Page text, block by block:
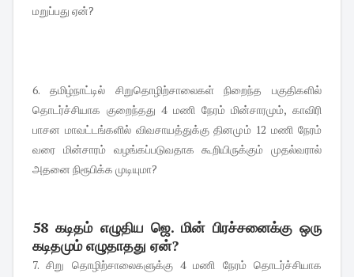
மறுப்பது ஏன்?
6. தமிழ்நாட்டில் சிறுதொழிற்சாலைகள் நிறைந்த பகுதிகளில்
தொடர்ச்சியாக குறைந்தது 4 மணி நேரம் மின்சாரமும், காவிரி
பாசன மாவட்டங்களில் விவசாயத்துக்கு தினமும் 12 மணி நேரம்
வரை மின்சாரம் வழங்கப்படுவதாக கூறியிருக்கும் முதல்வரால்
அதனை நிரூபிக்க முடியுமா?
58 கடிதம் எழுதிய ஜெ. மின் பிரச்சனைக்கு ஒரு
கடிதமும் எழுதாதது ஏன்?
7. சிறு தொழிற்சாலைகளுக்கு 4 மணி நேரம் தொடர்ச்சியாக